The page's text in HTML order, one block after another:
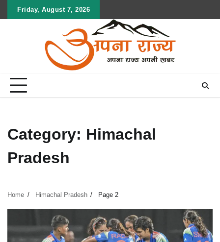
Friday, August 7, 2026
Category: Himachal
Pradesh
Home Himachal Pradesh Page 2